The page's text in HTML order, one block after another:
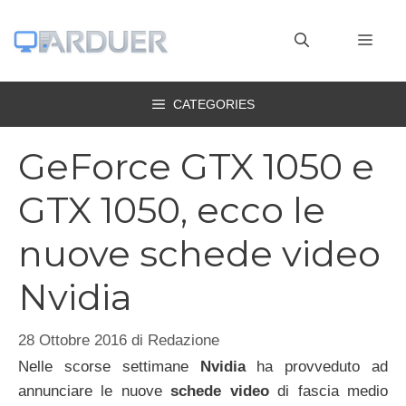
CATEGORIES
GeForce GTX 1050 e
GTX 1050, ecco le
nuove schede video
Nvidia
28 Ottobre 2016 di Redazione
Nelle scorse settimaneNvidiaha provveduto ad
annunciare le nuoveschede videodi fascia medio